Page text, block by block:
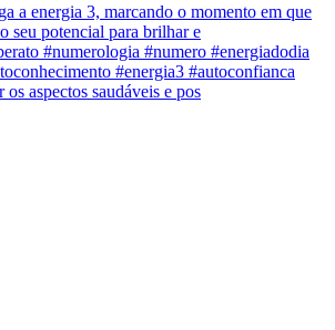
aspectos saudáveis e pos